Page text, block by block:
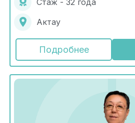
Стаж - 32 года
Актау
Подробнее